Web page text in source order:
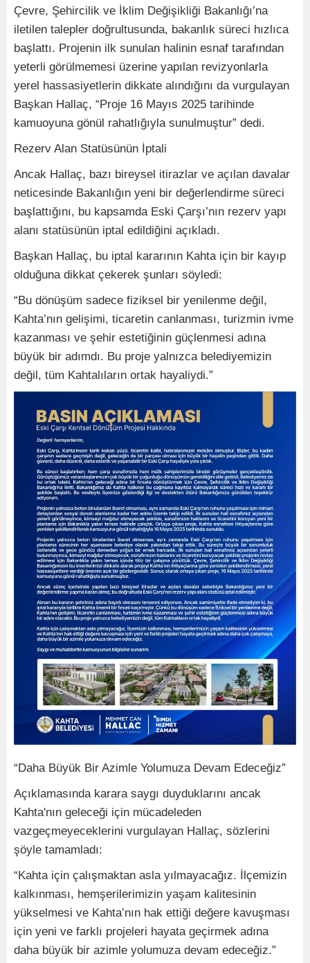
Çevre, Şehircilik ve İklim Değişikliği Bakanlığı’na
iletilen talepler doğrultusunda, bakanlık süreci hızlıca
başlattı. Projenin ilk sunulan halinin esnaf tarafından
yeterli görülmemesi üzerine yapılan revizyonlarla
yerel hassasiyetlerin dikkate alındığını da vurgulayan
Başkan Hallaç, “Proje 16 Mayıs 2025 tarihinde
kamuoyuna gönül rahatlığıyla sunulmuştur” dedi.
Rezerv Alan Statüsünün İptali
Ancak Hallaç, bazı bireysel itirazlar ve açılan davalar
neticesinde Bakanlığın yeni bir değerlendirme süreci
başlattığını, bu kapsamda Eski Çarşı’nın rezerv yapı
alanı statüsünün iptal edildiğini açıkladı.
Başkan Hallaç, bu iptal kararının Kahta için bir kayıp
olduğuna dikkat çekerek şunları söyledi:
“Bu dönüşüm sadece fiziksel bir yenilenme değil,
Kahta’nın gelişimi, ticaretin canlanması, turizmin ivme
kazanması ve şehir estetiğinin güçlenmesi adına
büyük bir adımdı. Bu proje yalnızca belediyemizin
değil, tüm Kahtalıların ortak hayaliydi.”
“Daha Büyük Bir Azimle Yolumuza Devam Edeceğiz”
Açıklamasında karara saygı duyduklarını ancak
Kahta'nın geleceği için mücadeleden
vazgeçmeyeceklerini vurgulayan Hallaç, sözlerini
şöyle tamamladı:
“Kahta için çalışmaktan asla yılmayacağız. İlçemizin
kalkınması, hemşerilerimizin yaşam kalitesinin
yükselmesi ve Kahta’nın hak ettiği değere kavuşması
için yeni ve farklı projeleri hayata geçirmek adına
daha büyük bir azimle yolumuza devam edeceğiz.”